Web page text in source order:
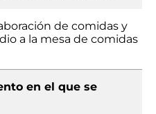
de comidas y
a la mesa de comidas
en el que se